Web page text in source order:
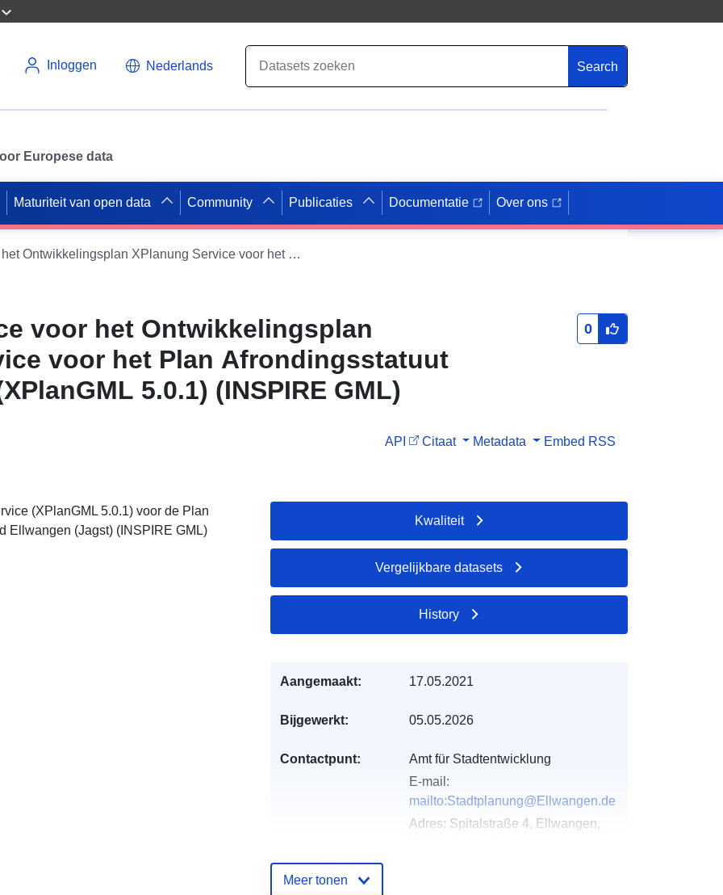
Inloggen Nederlands Search
Europese data
Maturiteit van open data Community Publicaties Documentatie Over ons
INSPIRE Service voor het Ontwikkelingsplan XPlanung Service voor het Plan Afrondingsstatuut Espachweiler (XPlanGML 5.0.1) (INSPIRE GML)
voor het Ontwikkelingsplan
voor het Plan Afrondingsstatuut
5.0.1) (INSPIRE GML)
0
API Citaat Metadata Embed RSS
(XPlanGML 5.0.1) voor de Plan
Ellwangen (Jagst) (INSPIRE GML)
Kwaliteit
Vergelijkbare datasets
History
Aangemaakt: 17.05.2021
Bijgewerkt: 05.05.2026
Contactpunt:
Amt für Stadtentwicklung
E-mail:
mailto:Stadtplanung@Ellwangen.de
Adres: Spitalstraße 4, Ellwangen,
Meer tonen